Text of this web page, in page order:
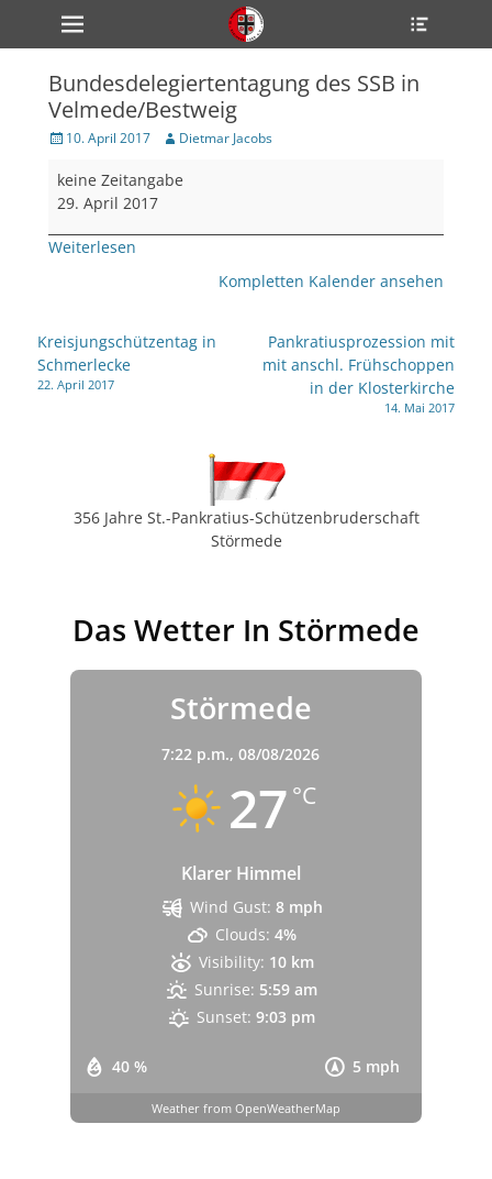
zum
Inhalt
Primärmenü
Bundesdelegiertentagung des SSB in
Velmede/Bestweig
Veröffentlicht
10. April 2017 Author
Dietmar Jacobs
Bundesdelegiertentagung
des
SSB
in
keine Zeitangabe
29. April 2017
Weiterlesen
Kompletten Kalender ansehen
Beitragsnavigation
Kreisjungschützentag in
Schmerlecke
22. April 2017
Pankratiusprozession mit
mit anschl. Frühschoppen
in der Klosterkirche
14. Mai 2017
356 Jahre St.-Pankratius-Schützenbruderschaft
Störmede
Das Wetter In Störmede
Störmede
7:22 p.m., 08/08/2026
27 °C
Klarer Himmel
40 % 5 mph
Wind Gust: 8 mph
Clouds: 4%
Visibility: 10 km
Sunrise: 5:59 am
Sunset: 9:03 pm
Weather from OpenWeatherMap